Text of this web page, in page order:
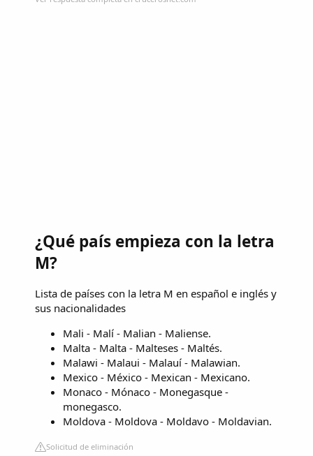
¿Qué país empieza con la letra
M?
Lista de países con la letra M en español e inglés y
sus nacionalidades
Mali - Malí - Malian - Maliense.
Malta - Malta - Malteses - Maltés.
Malawi - Malaui - Malauí - Malawian.
Mexico - México - Mexican - Mexicano.
Monaco - Mónaco - Monegasque -
monegasco.
Moldova - Moldova - Moldavo - Moldavian.
Solicitud de eliminación